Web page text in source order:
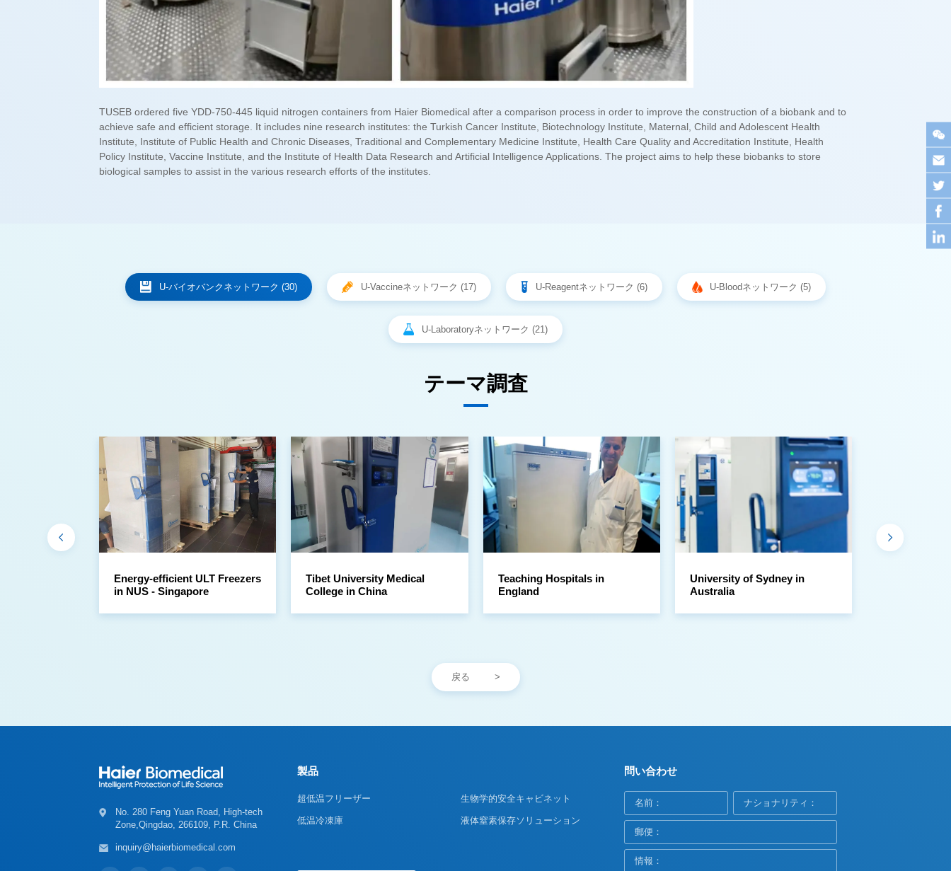
biological samples to assist in the various research efforts of the institutes.
U-バイオバンクネットワーク (30) U-Vaccineネットワーク (17) U-Reagentネットワーク (6) U-Bloodネットワーク (5)
U-Laboratoryネットワーク (21)
テーマ調査
in NUS - Singapore College in China England Australia
戻る
Zone,Qingdao, 266109, P.R. China
inquiry@haierbiomedical.com
製品
超低温フリーザー 生物学的安全キャビネット
低温冷凍庫 液体窒素保存ソリューション
問い合わせ